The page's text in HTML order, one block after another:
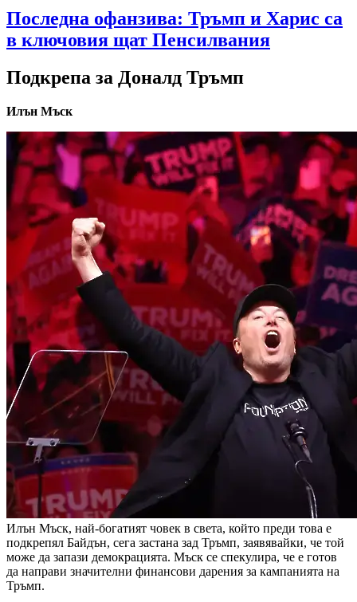
Последна офанзива: Тръмп и Харис са
в ключовия щат Пенсилвания
Подкрепа за Доналд Тръмп
Илън Мъск
Илън Мъск, най-богатият човек в света, който преди това е
подкрепял Байдън, сега застана зад Тръмп, заявявайки, че той
може да запази демокрацията. Мъск се спекулира, че е готов
да направи значителни финансови дарения за кампанията на
Тръмп.